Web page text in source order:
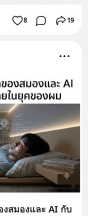
8 19
สมองและ AI กับ